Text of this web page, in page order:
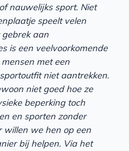
nauwelijks sport. Niet
speelt velen
aan
is een veelvoorkomende
met een
niet aantrekken.
niet goed hoe ze
beperking toch
en sporten zonder
willen we hen op een
bij helpen. Via het